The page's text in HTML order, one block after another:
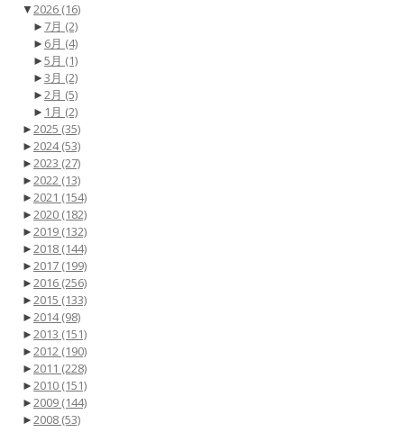
▼2026 (16)
► 7月 (2)
► 6月 (4)
►5月 (1)
►3月 (2)
►2月 (5)
► 1月 (2)
►2025 (35)
►2024(53)
►2023 (27)
►2022 (13)
►2021 (154)
►2020 (182)
►2019 (132)
►2018 (144)
►2017 (199)
►2016 (256)
►2015 (133)
►2014(98)
►2013 (151)
►2012 (190)
►2011 (228)
►2010 (151)
►2009 (144)
►2008 (53)